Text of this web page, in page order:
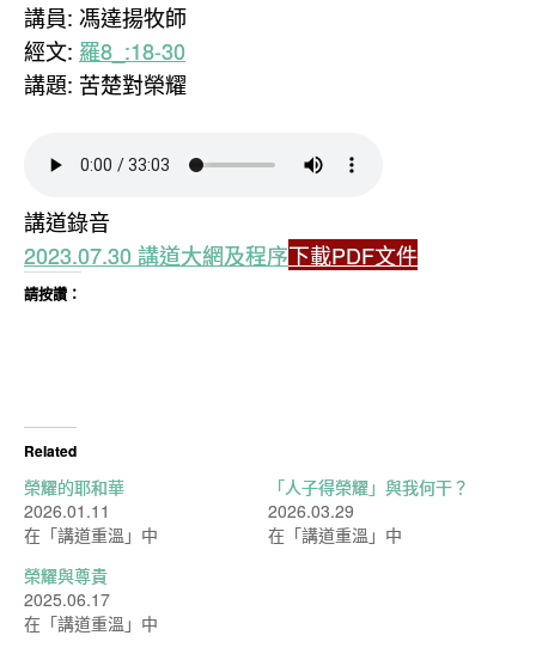
講員: 馮達揚牧師
經文: 羅8_:18-30
講題: 苦楚對榮耀
講道錄音
2023.07.30 講道大網及程序下載PDF文件
請按讚：
Related
榮耀的耶和華
2026.01.11
在「講道重溫」中
「人子得榮耀」與我何干？
2026.03.29
在「講道重溫」中
榮耀與尊貴
2025.06.17
在「講道重溫」中